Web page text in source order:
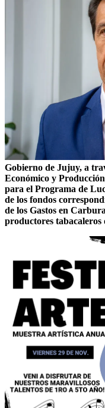
Gobierno de Jujuy, a
Económico y
para el Programa de
de los fondos
de los Gastos en
productores